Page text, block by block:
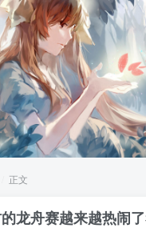
正文
龙舟赛越来越热闹